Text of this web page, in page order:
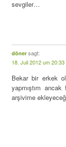
sevgiler…
döner sagt:
18. Juli 2012 um
Bekar bir erkek
yapmıştım
arşivime